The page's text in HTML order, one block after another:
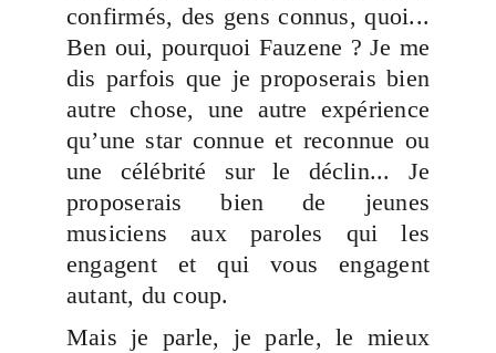
confirmés, des gens connus, quoi...
Ben oui, pourquoi Fauzene ? Je me
dis parfois que je proposerais bien
autre chose, une autre expérience
qu’une star connue et reconnue ou
une célébrité sur le déclin... Je
proposerais bien de jeunes
musiciens aux paroles qui les
engagent et qui vous engagent
autant, du coup.
Mais je parle, je parle, le mieux